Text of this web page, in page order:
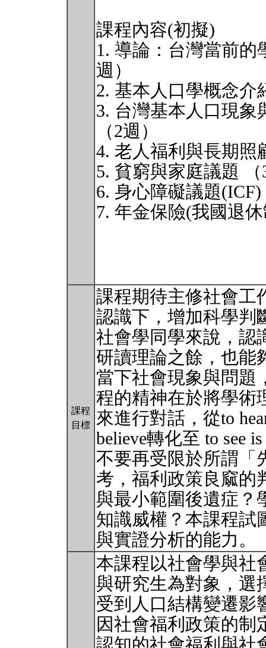
課程內容(初擬)
1. 導論：台灣當前的
週）
2. 基本人口學概念介
3. 台灣基本人口現象
（2週）
4. 老人福利與長期照
5. 貧窮與家庭議題
6. 身心障礙議題
7. 年金保險(我國退
課程
目標
課程期待主修社會工
認識下，增加科學判
社會學同學來說，認
研讀理論之餘，也能
當下社會現象與問題
程的精神在於將學術
來進行對話，從to
believe轉化至 to see
不要再受限於所謂「
考，福利政策良窳的
與最小範圍後遺症？
知識威權？本課程試
與實證分析的能力。
本課程以社會學與社
與研究生為對象，選
受到人口結構變遷影
因社會福利政策的制